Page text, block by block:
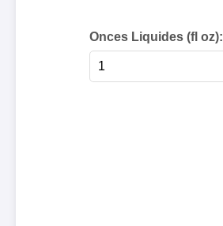
Onces Liquides (fl oz):